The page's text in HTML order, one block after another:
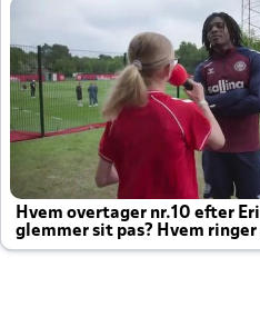
Hvem overtager nr.10 efter
glemmer sit pas? Hvem ringer
altid til efter kampe?